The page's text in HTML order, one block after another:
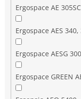
Ergospace AE 305SC
Ergospace AES 340,
Ergospace AESG 300
Ergospace GREEN